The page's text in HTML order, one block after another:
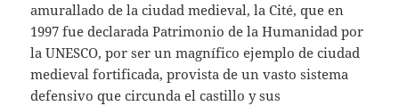
amurallado de la ciudad medieval, la Cité, que en
1997 fue declarada Patrimonio de la Humanidad por
la UNESCO, por ser un magnífico ejemplo de ciudad
medieval fortificada, provista de un vasto sistema
defensivo que circunda el castillo y sus